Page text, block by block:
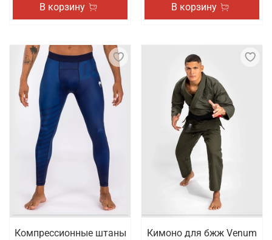
В корзину В корзину
Компрессионные штаны
Кимоно для бжж Venum